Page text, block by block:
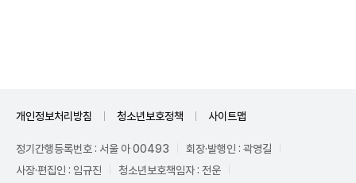
개인정보처리방침 청소년보호정책 사이트맵
정기간행등록번호 : 서울 아 00493
회장·발행인 : 곽영길
사장·편집인 : 임규진
청소년보호책임자 : 전운